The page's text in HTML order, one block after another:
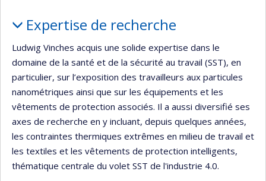
Expertise de recherche
Ludwig Vinches acquis une solide expertise dans le
domaine de la santé et de la sécurité au travail (SST), en
particulier, sur l’exposition des travailleurs aux particules
nanométriques ainsi que sur les équipements et les
vêtements de protection associés. Il a aussi diversifié ses
axes de recherche en y incluant, depuis quelques années,
les contraintes thermiques extrêmes en milieu de travail et
les textiles et les vêtements de protection intelligents,
thématique centrale du volet SST de l'industrie 4.0.